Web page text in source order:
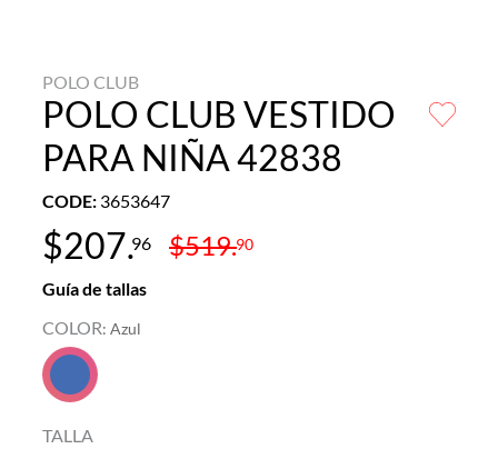
POLO CLUB
POLO CLUB VESTIDO
PARA NIÑA 42838
CODE: 3653647
$207.96 $519.90
Guía de tallas
COLOR: Azul
TALLA